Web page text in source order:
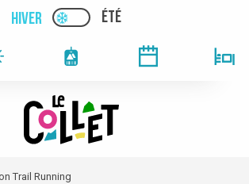
PAGE D’ACCUEIL ACTUELLE HIVER :
HIVER PAGE D’ACCUEIL
ÉTÉ
Trail Running